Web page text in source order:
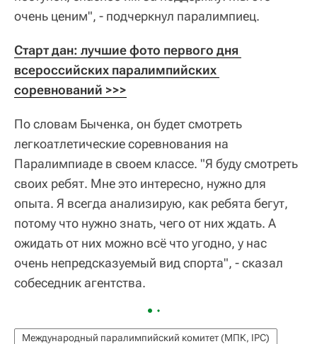
очень ценим", - подчеркнул паралимпиец.
Старт дан: лучшие фото первого дня
всероссийских паралимпийских
соревнований >>>
По словам Быченка, он будет смотреть
легкоатлетические соревнования на
Паралимпиаде в своем классе. "Я буду смотреть
своих ребят. Мне это интересно, нужно для
опыта. Я всегда анализирую, как ребята бегут,
потому что нужно знать, чего от них ждать. А
ожидать от них можно всё что угодно, у нас
очень непредсказуемый вид спорта", - сказал
собеседник агентства.
Международный паралимпийский комитет (МПК, IPC)